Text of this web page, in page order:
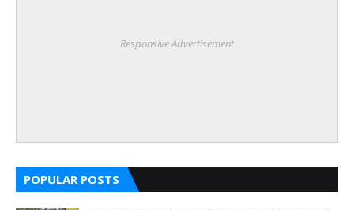
Responsive Advertisement
POPULAR POSTS